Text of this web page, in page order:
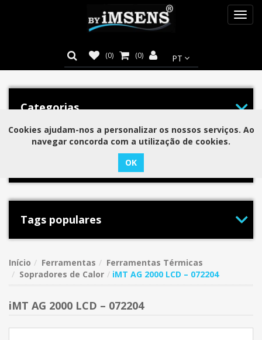
(0) (0)
Categorias
Tags populares
Início Ferramentas
Ferramentas Térmicas
Sopradores de Calor
iMT AG 2000 LCD – 072204
iMT AG 2000 LCD – 072204
Cookies ajudam-nos a personalizar os nossos serviços. Ao
navegar concorda com a utilização de cookies.